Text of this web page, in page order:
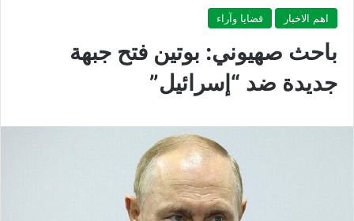
اهم الاخبار قضايا وآراء
باحث صهيوني: بوتين فتح جبهة
جديدة ضد “إسرائيل”